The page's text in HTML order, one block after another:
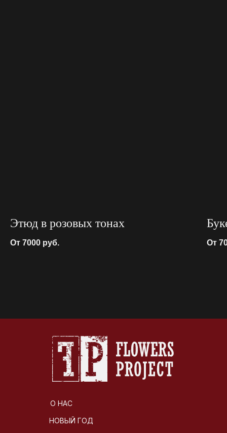
Этюд в розовых тонах
От 7000 руб. От
О НАС
НОВЫЙ ГОД